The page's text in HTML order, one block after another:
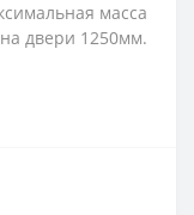
масса
двери 1250мм.